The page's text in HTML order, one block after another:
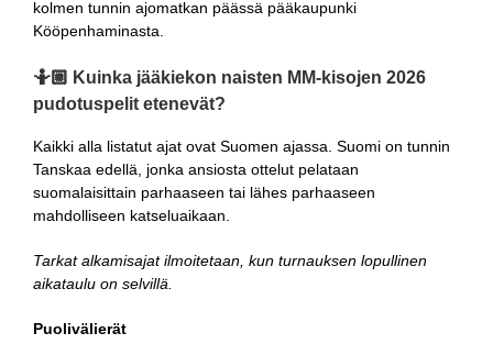
kolmen tunnin ajomatkan päässä pääkaupunki
Kööpenhaminasta.
🤷🏼 Kuinka jääkiekon naisten MM-kisojen 2026
pudotuspelit etenevät?
Kaikki alla listatut ajat ovat Suomen ajassa. Suomi on tunnin
Tanskaa edellä, jonka ansiosta ottelut pelataan
suomalaisittain parhaaseen tai lähes parhaaseen
mahdolliseen katseluaikaan.
Tarkat alkamisajat ilmoitetaan, kun turnauksen lopullinen
aikataulu on selvillä.
Puolivälierät